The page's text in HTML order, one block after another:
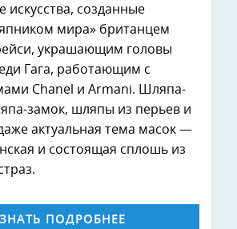
искусства, созданные
мира» британцем
украшающим головы
Гага, работающим с
Chanel и Armani. Шляпа-
замок, шляпы из перьев и
актуальная тема масок —
и состоящая сплошь из
ПОДРОБНЕЕ